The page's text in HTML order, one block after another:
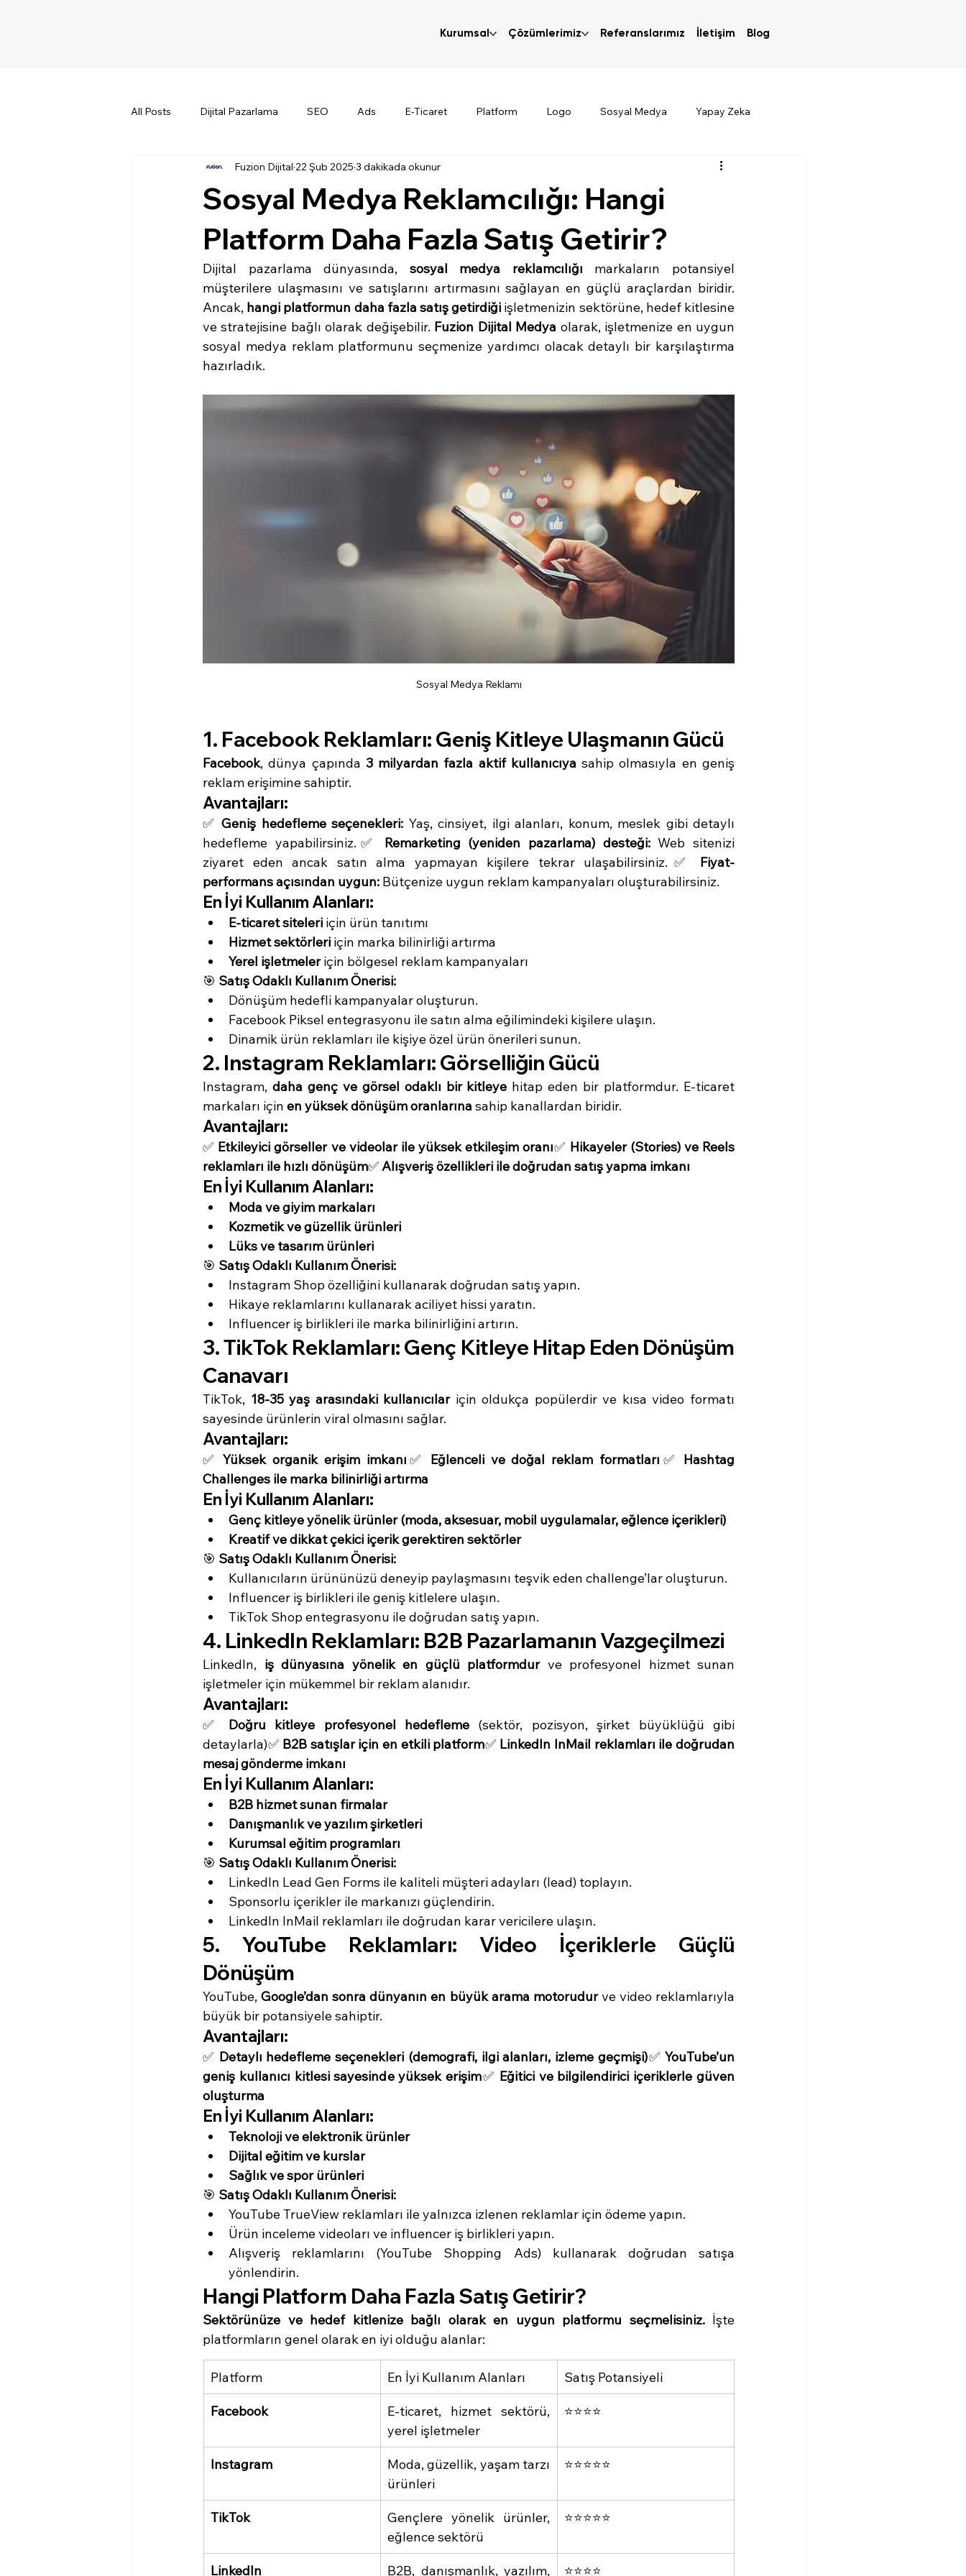
Kurumsal Çözümlerimiz Referanslarımız İletişim Blog
All Posts Dijital Pazarlama SEO Ads E-Ticaret Platform Logo Sosyal Medya Yapay Zeka
Sosyal Medya Reklamcılığı: Hangi
Platform Daha Fazla Satış Getirir?
Fuzion Dijital 22 Şub 2025 3 dakikada okunur
Dijital pazarlama dünyasında, sosyal medya reklamcılığı markaların potansiyel
müşterilere ulaşmasını ve satışlarını artırmasını sağlayan en güçlü araçlardan biridir.
Ancak, hangi platformun daha fazla satış getirdiği işletmenizin sektörüne, hedef kitlesine
ve stratejisine bağlı olarak değişebilir. Fuzion Dijital Medya olarak, işletmenize en uygun
sosyal medya reklam platformunu seçmenize yardımcı olacak detaylı bir karşılaştırma
hazırladık.
Sosyal Medya Reklamı
1. Facebook Reklamları: Geniş Kitleye Ulaşmanın Gücü
Facebook, dünya çapında 3 milyardan fazla aktif kullanıcıya sahip olmasıyla en geniş
reklam erişimine sahiptir.
Avantajları:
✅ Geniş hedefleme seçenekleri: Yaş, cinsiyet, ilgi alanları, konum, meslek gibi detaylı
hedefleme yapabilirsiniz.✅ Remarketing (yeniden pazarlama) desteği: Web sitenizi
ziyaret eden ancak satın alma yapmayan kişilere tekrar ulaşabilirsiniz.✅ Fiyat-
performans açısından uygun: Bütçenize uygun reklam kampanyaları oluşturabilirsiniz.
En İyi Kullanım Alanları:
E-ticaret siteleri için ürün tanıtımı
Hizmet sektörleri için marka bilinirliği artırma
Yerel işletmeler için bölgesel reklam kampanyaları
🎯 Satış Odaklı Kullanım Önerisi:
Dönüşüm hedefli kampanyalar oluşturun.
Facebook Piksel entegrasyonu ile satın alma eğilimindeki kişilere ulaşın.
Dinamik ürün reklamları ile kişiye özel ürün önerileri sunun.
2. Instagram Reklamları: Görselliğin Gücü
Instagram, daha genç ve görsel odaklı bir kitleye hitap eden bir platformdur. E-ticaret
markaları için en yüksek dönüşüm oranlarına sahip kanallardan biridir.
Avantajları:
✅ Etkileyici görseller ve videolar ile yüksek etkileşim oranı✅ Hikayeler (Stories) ve Reels
reklamları ile hızlı dönüşüm✅ Alışveriş özellikleri ile doğrudan satış yapma imkanı
En İyi Kullanım Alanları:
Moda ve giyim markaları
Kozmetik ve güzellik ürünleri
Lüks ve tasarım ürünleri
🎯 Satış Odaklı Kullanım Önerisi:
Instagram Shop özelliğini kullanarak doğrudan satış yapın.
Hikaye reklamlarını kullanarak aciliyet hissi yaratın.
Influencer iş birlikleri ile marka bilinirliğini artırın.
3. TikTok Reklamları: Genç Kitleye Hitap Eden Dönüşüm
Canavarı
TikTok, 18-35 yaş arasındaki kullanıcılar için oldukça popülerdir ve kısa video formatı
sayesinde ürünlerin viral olmasını sağlar.
Avantajları:
✅ Yüksek organik erişim imkanı ✅ Eğlenceli ve doğal reklam formatları ✅ Hashtag
Challenges ile marka bilinirliği artırma
En İyi Kullanım Alanları:
Genç kitleye yönelik ürünler (moda, aksesuar, mobil uygulamalar, eğlence içerikleri)
Kreatif ve dikkat çekici içerik gerektiren sektörler
🎯 Satış Odaklı Kullanım Önerisi:
Kullanıcıların ürününüzü deneyip paylaşmasını teşvik eden challenge’lar oluşturun.
Influencer iş birlikleri ile geniş kitlelere ulaşın.
TikTok Shop entegrasyonu ile doğrudan satış yapın.
4. LinkedIn Reklamları: B2B Pazarlamanın Vazgeçilmezi
LinkedIn, iş dünyasına yönelik en güçlü platformdur ve profesyonel hizmet sunan
işletmeler için mükemmel bir reklam alanıdır.
Avantajları:
✅ Doğru kitleye profesyonel hedefleme (sektör, pozisyon, şirket büyüklüğü gibi
detaylarla)✅ B2B satışlar için en etkili platform✅ LinkedIn InMail reklamları ile doğrudan
mesaj gönderme imkanı
En İyi Kullanım Alanları:
B2B hizmet sunan firmalar
Danışmanlık ve yazılım şirketleri
Kurumsal eğitim programları
🎯 Satış Odaklı Kullanım Önerisi:
LinkedIn Lead Gen Forms ile kaliteli müşteri adayları (lead) toplayın.
Sponsorlu içerikler ile markanızı güçlendirin.
LinkedIn InMail reklamları ile doğrudan karar vericilere ulaşın.
5. YouTube Reklamları: Video İçeriklerle Güçlü
Dönüşüm
YouTube, Google’dan sonra dünyanın en büyük arama motorudur ve video reklamlarıyla
büyük bir potansiyele sahiptir.
Avantajları:
✅ Detaylı hedefleme seçenekleri (demografi, ilgi alanları, izleme geçmişi)✅ YouTube’un
geniş kullanıcı kitlesi sayesinde yüksek erişim✅ Eğitici ve bilgilendirici içeriklerle güven
oluşturma
En İyi Kullanım Alanları:
Teknoloji ve elektronik ürünler
Dijital eğitim ve kurslar
Sağlık ve spor ürünleri
🎯 Satış Odaklı Kullanım Önerisi:
YouTube TrueView reklamları ile yalnızca izlenen reklamlar için ödeme yapın.
Ürün inceleme videoları ve influencer iş birlikleri yapın.
Alışveriş reklamlarını (YouTube Shopping Ads) kullanarak doğrudan satışa
yönlendirin.
Hangi Platform Daha Fazla Satış Getirir?
Sektörünüze ve hedef kitlenize bağlı olarak en uygun platformu seçmelisiniz. İşte
platformların genel olarak en iyi olduğu alanlar:
Platform En İyi Kullanım Alanları Satış Potansiyeli
Facebook
E-ticaret, hizmet sektörü,
yerel işletmeler
⭐⭐⭐⭐
Instagram
Moda, güzellik, yaşam tarzı
ürünleri
⭐⭐⭐⭐⭐
TikTok
Gençlere yönelik ürünler,
eğlence sektörü
⭐⭐⭐⭐⭐
LinkedIn B2B, danışmanlık, yazılım, ⭐⭐⭐⭐